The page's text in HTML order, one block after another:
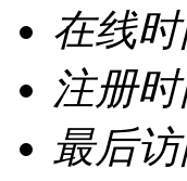
在线
注册
最后